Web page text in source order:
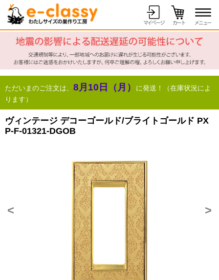
ただいまのご注文は、 8月10日（月）
に発送！（在庫状況によ
ります）
ヴィンテージ デコーゴールド/ブライトゴールド PX
P-F-01321-DGOB
< >